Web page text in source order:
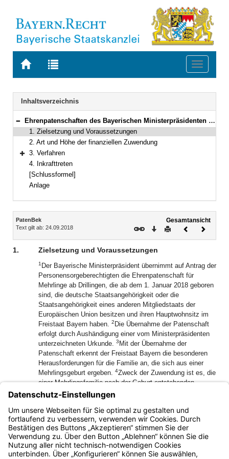
Zur
BAYERN.RECHT
Zur
letzten
Suche
Toggle
Navigation
Inhaltsverzeichnis
Bereich reduzieren
Ehrenpatenschaften des Bayerischen Ministerpräsidenten bei Mehrlingsgeburten
1. Zielsetzung und Voraussetzungen
2. Art und Höhe der finanziellen Zuwendung
Bereich erweitern
3. Verfahren
4. Inkrafttreten
[Schlussformel]
Anlage
Inhalt
PatenBek
Text gilt ab: 24.09.2018
Gesamtansicht
Download
DruckenVorheriges
1. Zielsetzung und Voraussetzungen
1 Der Bayerische Ministerpräsident übernimmt auf Antrag der
Personensorgeberechtigten die Ehrenpatenschaft für
Mehrlinge ab Drillingen, die ab dem 1. Januar 2018 geboren
sind, die deutsche Staatsangehörigkeit oder die
Staatsangehörigkeit eines anderen Mitgliedstaats der
Europäischen Union besitzen und ihren Hauptwohnsitz im
Freistaat Bayern haben. 2 Die Übernahme der Patenschaft
erfolgt durch Aushändigung einer vom Ministerpräsidenten
unterzeichneten Urkunde. 3 Mit der Übernahme der
Patenschaft erkennt der Freistaat Bayern die besonderen
Herausforderungen für die Familie an, die sich aus einer
Mehrlingsgeburt ergeben. 4Zweck der Zuwendung ist es, die
einer Mehrlingsfamilie nach der Geburt entstehenden
Sonderaufwendungen zu decken, die nicht von den
gewöhnlichen Aufwendungen zur Sicherung des
Lebensunterhaltes umfasst sind.5Verpflichtungen für den
Ehrenpaten entstehen aus der Ehrenpatenschaft nicht.
Bayern.de